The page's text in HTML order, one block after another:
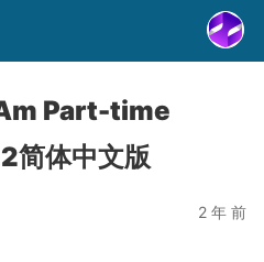
Part-time
体中文版
2 年 前